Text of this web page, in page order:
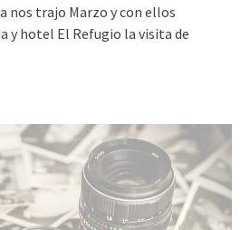
nos trajo Marzo y con ellos
y hotel El Refugio la visita de